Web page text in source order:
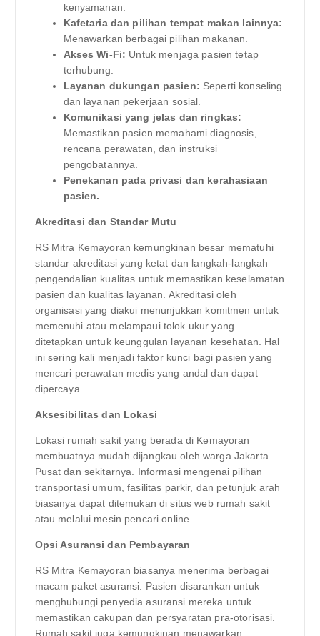
kenyamanan.
Kafetaria dan pilihan tempat makan lainnya:
Menawarkan berbagai pilihan makanan.
Akses Wi-Fi: Untuk menjaga pasien tetap
terhubung.
Layanan dukungan pasien: Seperti konseling
dan layanan pekerjaan sosial.
Komunikasi yang jelas dan ringkas:
Memastikan pasien memahami diagnosis,
rencana perawatan, dan instruksi
pengobatannya.
Penekanan pada privasi dan kerahasiaan
pasien.
Akreditasi dan Standar Mutu
RS Mitra Kemayoran kemungkinan besar mematuhi
standar akreditasi yang ketat dan langkah-langkah
pengendalian kualitas untuk memastikan keselamatan
pasien dan kualitas layanan. Akreditasi oleh
organisasi yang diakui menunjukkan komitmen untuk
memenuhi atau melampaui tolok ukur yang
ditetapkan untuk keunggulan layanan kesehatan. Hal
ini sering kali menjadi faktor kunci bagi pasien yang
mencari perawatan medis yang andal dan dapat
dipercaya.
Aksesibilitas dan Lokasi
Lokasi rumah sakit yang berada di Kemayoran
membuatnya mudah dijangkau oleh warga Jakarta
Pusat dan sekitarnya. Informasi mengenai pilihan
transportasi umum, fasilitas parkir, dan petunjuk arah
biasanya dapat ditemukan di situs web rumah sakit
atau melalui mesin pencari online.
Opsi Asuransi dan Pembayaran
RS Mitra Kemayoran biasanya menerima berbagai
macam paket asuransi. Pasien disarankan untuk
menghubungi penyedia asuransi mereka untuk
memastikan cakupan dan persyaratan pra-otorisasi.
Rumah sakit juga kemungkinan menawarkan